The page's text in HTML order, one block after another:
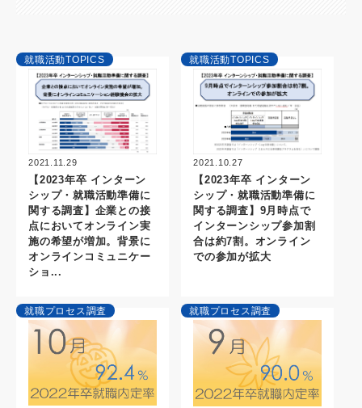
就職活動TOPICS
2021.11.29
【2023年卒 インターン
シップ・就職活動準備に
関する調査】企業との接
点においてオンライン実
施の希望が増加。背景に
オンラインコミュニケー
ショ...
就職活動TOPICS
2021.10.27
【2023年卒 インターン
シップ・就職活動準備に
関する調査】9月時点で
インターンシップ参加割
合は約7割。オンライン
での参加が拡大
就職プロセス調査 就職プロセス調査